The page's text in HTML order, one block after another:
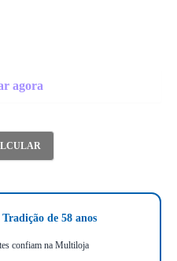
agora
Tradição de 58 anos
confiam na Multiloja